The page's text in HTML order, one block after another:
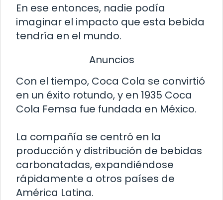
En ese entonces, nadie podía
imaginar el impacto que esta bebida
tendría en el mundo.
Anuncios
Con el tiempo, Coca Cola se convirtió
en un éxito rotundo, y en 1935 Coca
Cola Femsa fue fundada en México.
La compañía se centró en la
producción y distribución de bebidas
carbonatadas, expandiéndose
rápidamente a otros países de
América Latina.